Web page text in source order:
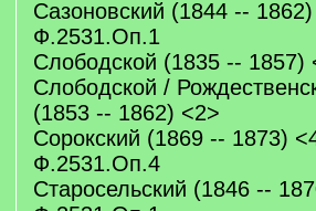
Сазоновский (1844 --
Ф.2531.Оп.1
Слободской (1835 -- 1857)
Слободской /
(1853 -- 1862) <2>
Сорокский (1869 -- 1873)
Ф.2531.Оп.4
Старосельский (1846 --